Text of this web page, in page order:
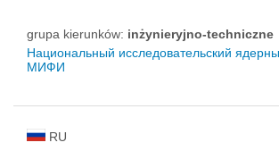
grupa kierunków: inżynieryjno-techniczne
Национальный исследовательский
МИФИ
RU